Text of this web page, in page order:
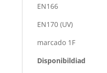
EN166
EN170 (UV)
marcado 1F
Disponibildiad